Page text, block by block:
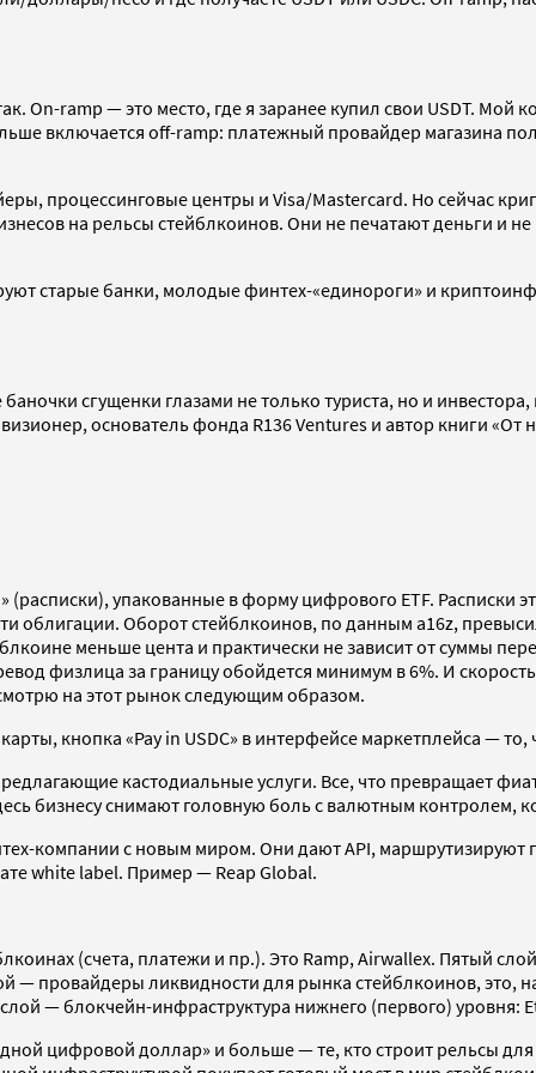
On-ramp — это место, где я заранее купил свои USDT.
включается off-ramp: платежный провайдер магазина
процессинговые центры и Visa/Mastercard. Но сейчас
на рельсы стейблкоинов. Они не печатают деньги и
старые банки, молодые финтех-«единороги» и
сгущенки глазами не только туриста, но и
основатель фонда R136 Ventures и автор книги «От
(расписки), упакованные в форму цифрового ETF.
облигации. Оборот стейблкоинов, по данным a16z,
меньше цента и практически не зависит от суммы
физлица за границу обойдется минимум в 6%. И
на этот рынок следующим образом.
кнопка «Pay in USDC» в интерфейсе маркетплейса — то,
кастодиальные услуги. Все, что превращает
бизнесу снимают головную боль с валютным контролем,
компании с новым миром. Они дают API, маршрутизируют
white label. Пример — Reap Global.
(счета, платежи и пр.). Это Ramp, Airwallex. Пятый
— провайдеры ликвидности для рынка стейблкоинов, это,
— блокчейн-инфраструктура нижнего (первого) уровня:
цифровой доллар» и больше — те, кто строит рельсы